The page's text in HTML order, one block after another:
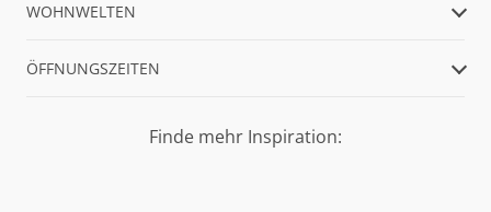
WOHNWELTEN
ÖFFNUNGSZEITEN
Finde mehr Inspiration: